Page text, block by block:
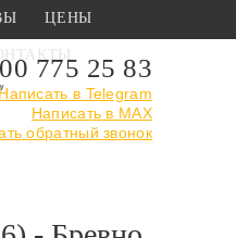
ЦЕНЫ
775 25 83
в Telegram
Написать в MAX
обратный звонок
› Проекты рубленных